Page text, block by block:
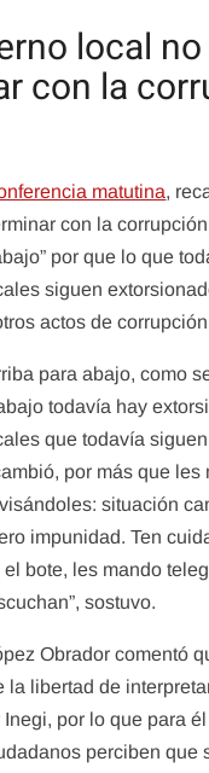
local
con la
matutina,
con la
por que lo que
siguen
actos de
para abajo, como
todavía hay
que todavía
por más que les
situación
impunidad. Ten
el bote, les mando
sostuvo.
Obrador comentó
la libertad de
por lo que para
perciben que